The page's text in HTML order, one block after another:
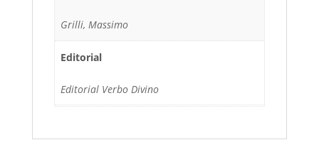
Grilli, Massimo
Editorial
Editorial Verbo Divino